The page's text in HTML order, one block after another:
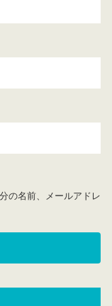
の名前、メールアドレ